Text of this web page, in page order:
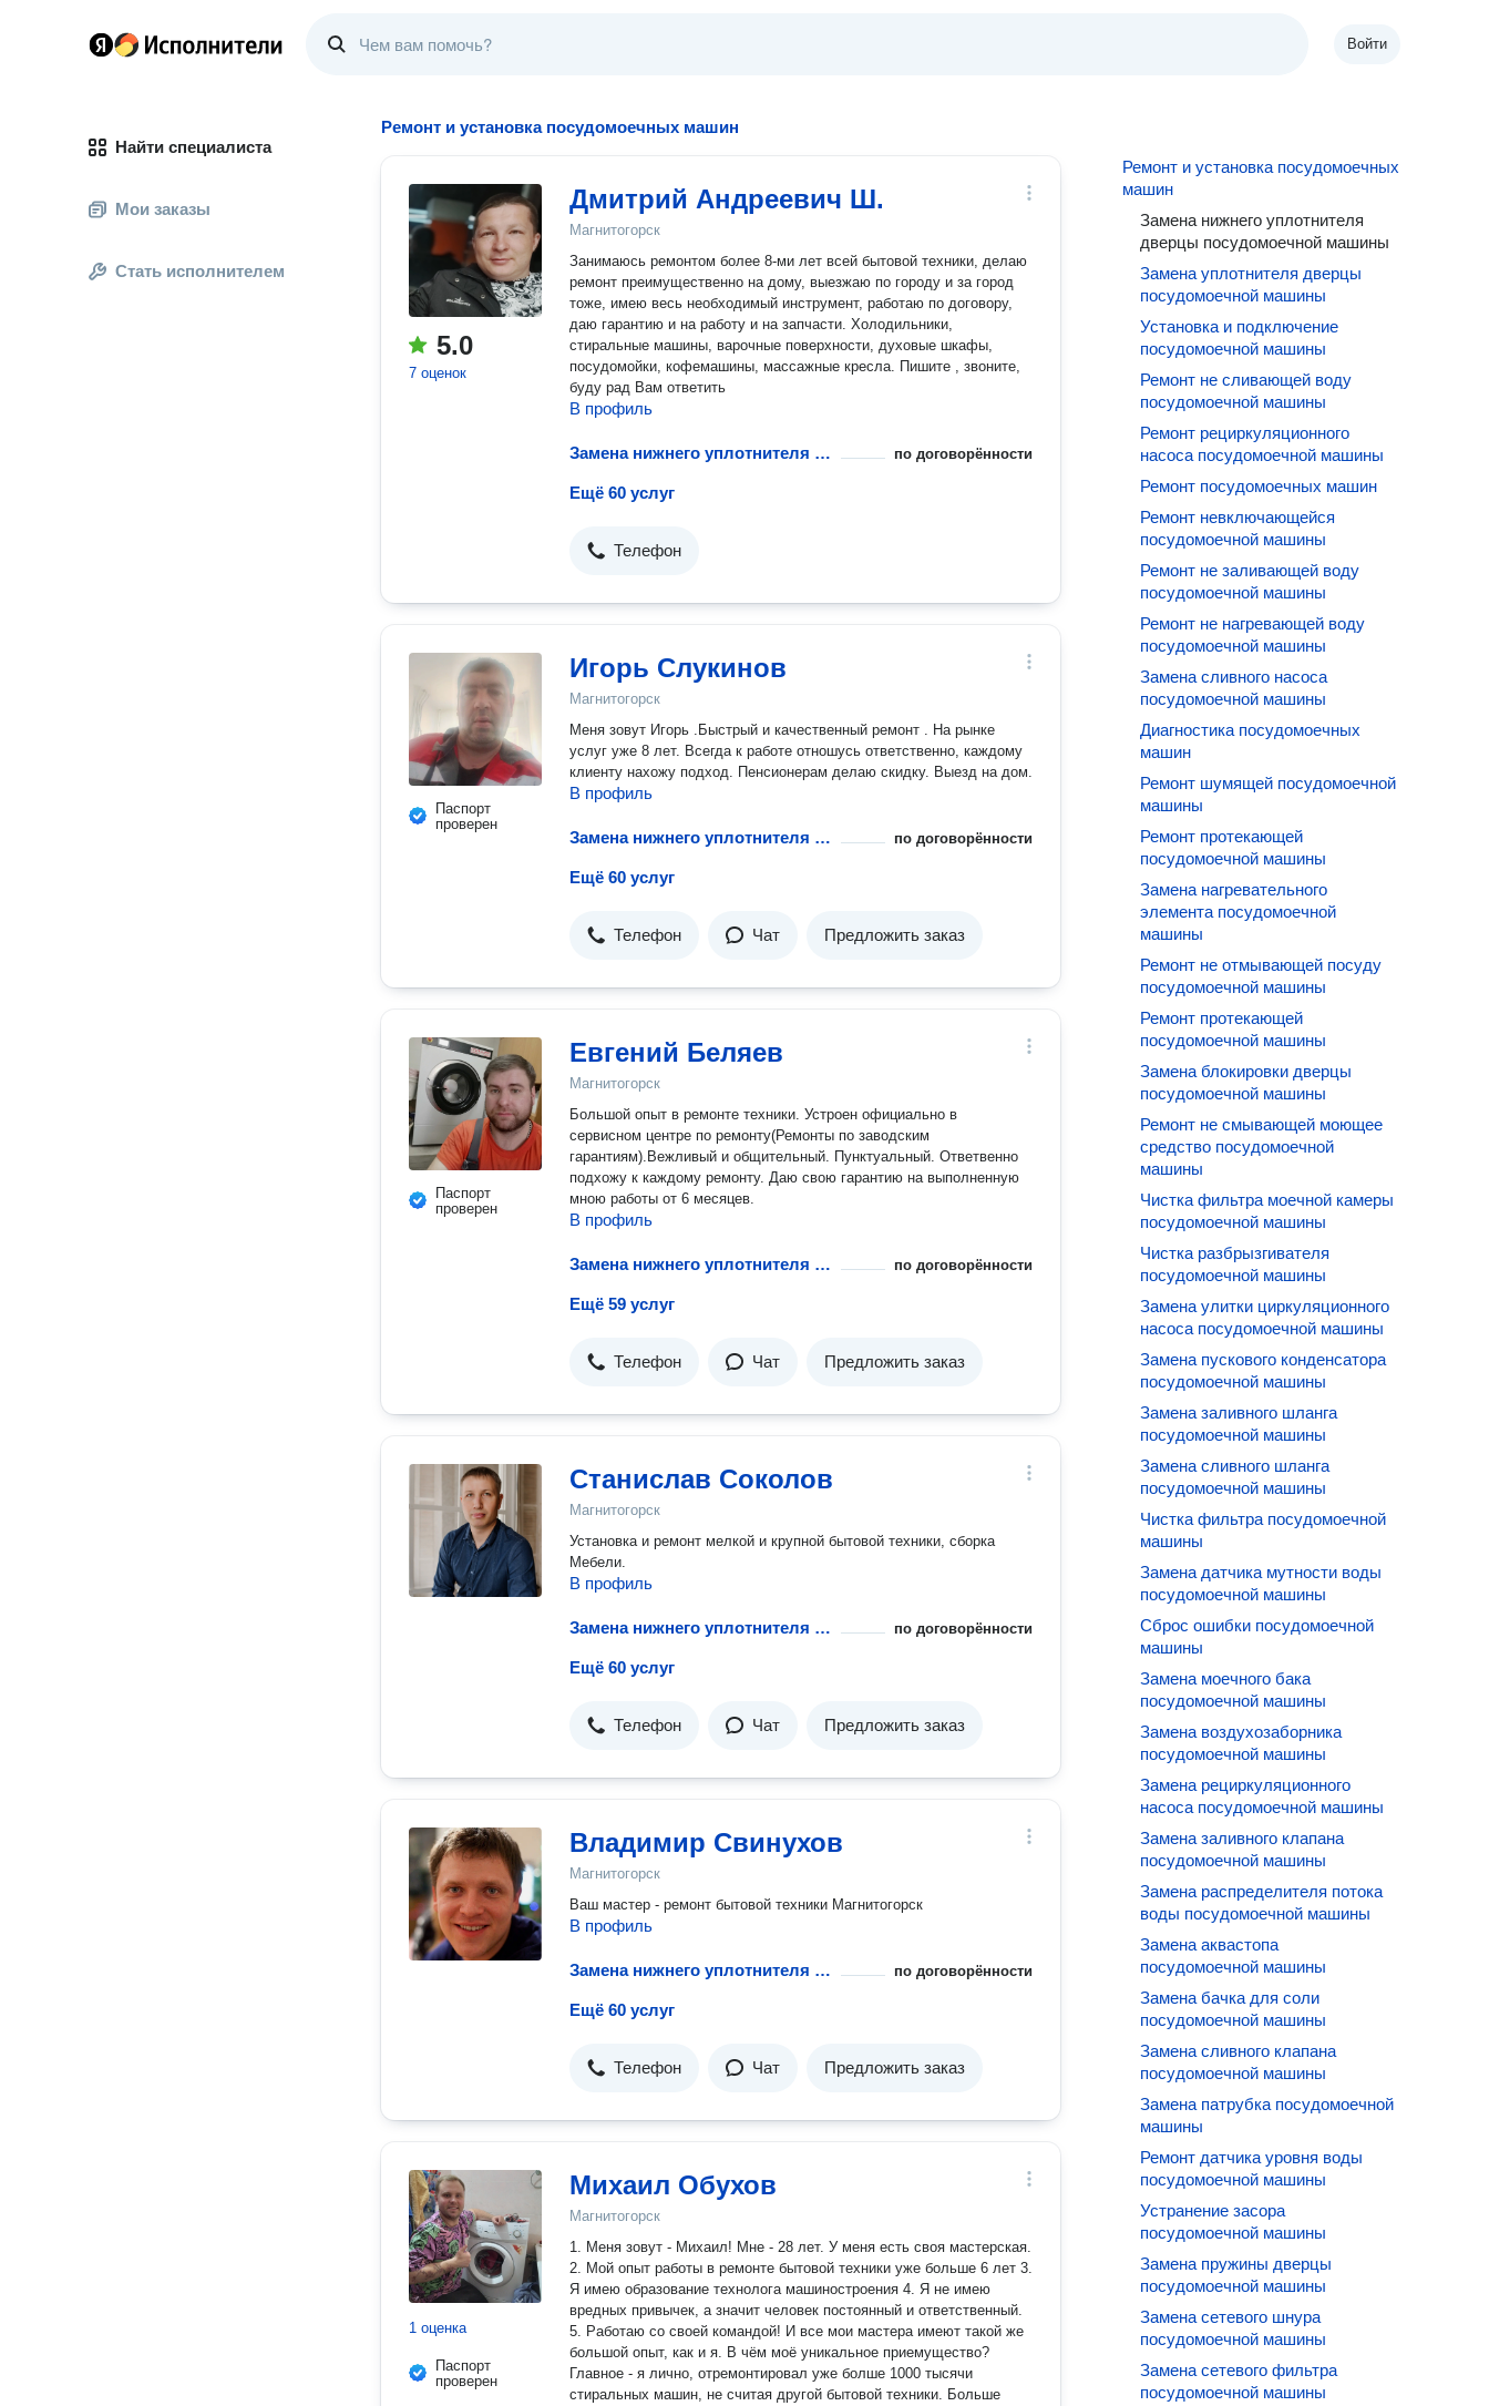
Войти
Найти специалиста
Мои заказы
Стать исполнителем
Ремонт и установка посудомоечных машин
5.0
7 оценок
Дмитрий Андреевич Ш.
Магнитогорск
Занимаюсь ремонтом более 8-ми лет всей бытовой техники, делаю
ремонт преимущественно на дому, выезжаю по городу и за город
тоже, имею весь необходимый инструмент, работаю по договору,
даю гарантию и на работу и на запчасти. Холодильники,
стиральные машины, варочные поверхности, духовые шкафы,
посудомойки, кофемашины, массажные кресла. Пишите , звоните,
буду рад Вам ответить
В профиль
Замена нижнего уплотнителя дверцы посудомоечной машины по договорённости
Ещё 60 услуг
Телефон
Паспорт
проверен
Игорь Слукинов
Магнитогорск
Меня зовут Игорь .Быстрый и качественный ремонт . На рынке
услуг уже 8 лет. Всегда к работе отношусь ответственно, каждому
клиенту нахожу подход. Пенсионерам делаю скидку. Выезд на дом.
В профиль
Замена нижнего уплотнителя дверцы посудомоечной машины по договорённости
Ещё 60 услуг
Телефон Чат Предложить заказ
Паспорт
проверен
Евгений Беляев
Магнитогорск
Большой опыт в ремонте техники. Устроен официально в
сервисном центре по ремонту(Ремонты по заводским
гарантиям).Вежливый и общительный. Пунктуальный. Ответвенно
подхожу к каждому ремонту. Даю свою гарантию на выполненную
мною работы от 6 месяцев.
В профиль
Замена нижнего уплотнителя дверцы посудомоечной машины по договорённости
Ещё 59 услуг
Телефон Чат Предложить заказ
Станислав Соколов
Магнитогорск
Установка и ремонт мелкой и крупной бытовой техники, сборка
Мебели.
В профиль
Замена нижнего уплотнителя дверцы посудомоечной машины по договорённости
Ещё 60 услуг
Телефон Чат Предложить заказ
Владимир Свинухов
Магнитогорск
Ваш мастер - ремонт бытовой техники Магнитогорск
В профиль
Замена нижнего уплотнителя дверцы посудомоечной машины по договорённости
Ещё 60 услуг
Телефон Чат Предложить заказ
1 оценка
Паспорт
проверен
Михаил Обухов
Магнитогорск
1. Меня зовут - Михаил! Мне - 28 лет. У меня есть своя мастерская.
2. Мой опыт работы в ремонте бытовой техники уже больше 6 лет 3.
Я имею образование технолога машиностроения 4. Я не имею
вредных привычек, а значит человек постоянный и ответственный.
5. Работаю со своей командой! И все мои мастера имеют такой же
большой опыт, как и я. В чём моё уникальное приемущество?
Главное - я лично, отремонтировал уже болше 1000 тысячи
стиральных машин, не считая другой бытовой техники. Больше
Ремонт и установка посудомоечных
машин
Замена нижнего уплотнителя
дверцы посудомоечной машины
Замена уплотнителя дверцы
посудомоечной машины
Установка и подключение
посудомоечной машины
Ремонт не сливающей воду
посудомоечной машины
Ремонт рециркуляционного
насоса посудомоечной машины
Ремонт посудомоечных машин
Ремонт невключающейся
посудомоечной машины
Ремонт не заливающей воду
посудомоечной машины
Ремонт не нагревающей воду
посудомоечной машины
Замена сливного насоса
посудомоечной машины
Диагностика посудомоечных
машин
Ремонт шумящей посудомоечной
машины
Ремонт протекающей
посудомоечной машины
Замена нагревательного
элемента посудомоечной
машины
Ремонт не отмывающей посуду
посудомоечной машины
Ремонт протекающей
посудомоечной машины
Замена блокировки дверцы
посудомоечной машины
Ремонт не смывающей моющее
средство посудомоечной
машины
Чистка фильтра моечной камеры
посудомоечной машины
Чистка разбрызгивателя
посудомоечной машины
Замена улитки циркуляционного
насоса посудомоечной машины
Замена пускового конденсатора
посудомоечной машины
Замена заливного шланга
посудомоечной машины
Замена сливного шланга
посудомоечной машины
Чистка фильтра посудомоечной
машины
Замена датчика мутности воды
посудомоечной машины
Сброс ошибки посудомоечной
машины
Замена моечного бака
посудомоечной машины
Замена воздухозаборника
посудомоечной машины
Замена рециркуляционного
насоса посудомоечной машины
Замена заливного клапана
посудомоечной машины
Замена распределителя потока
воды посудомоечной машины
Замена аквастопа
посудомоечной машины
Замена бачка для соли
посудомоечной машины
Замена сливного клапана
посудомоечной машины
Замена патрубка посудомоечной
машины
Ремонт датчика уровня воды
посудомоечной машины
Устранение засора
посудомоечной машины
Замена пружины дверцы
посудомоечной машины
Замена сетевого шнура
посудомоечной машины
Замена сетевого фильтра
посудомоечной машины